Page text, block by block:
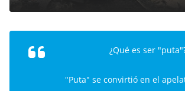
¿Qué es ser
"Puta" se convirtió en el